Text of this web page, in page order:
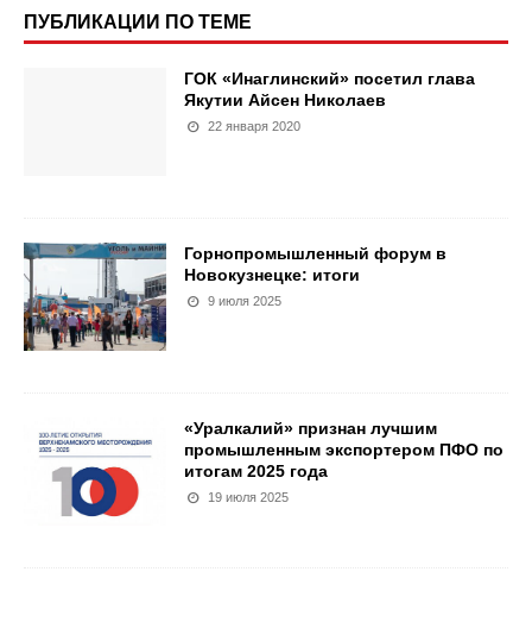
ПУБЛИКАЦИИ ПО ТЕМЕ
ГОК «Инаглинский» посетил глава
Якутии Айсен Николаев
22 января 2020
Горнопромышленный форум в
Новокузнецке: итоги
9 июля 2025
«Уралкалий» признан лучшим
промышленным экспортером ПФО по
итогам 2025 года
19 июля 2025